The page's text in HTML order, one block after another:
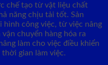
chế tạo từ vật liệu chất
năng chịu tải tốt. Sản
hình công việc, từ việc nâng
chuyển hàng hóa ra
làm cho việc điều khiển
gian làm việc.